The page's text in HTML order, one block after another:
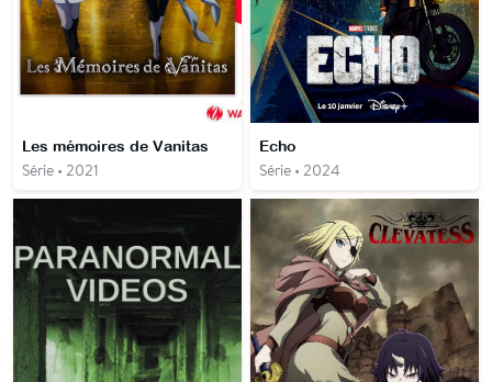
Les mémoires de Vanitas
Série • 2021
Echo
Série • 2024